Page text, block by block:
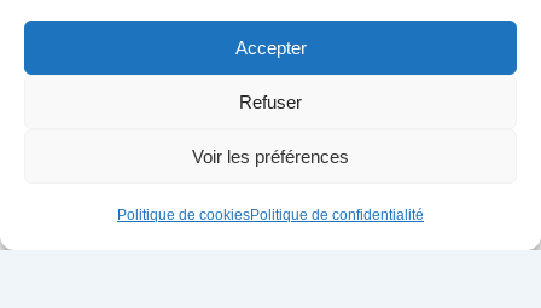
Accepter
Refuser
Voir les préférences
Politique de cookiesPolitique de confidentialité
4 …